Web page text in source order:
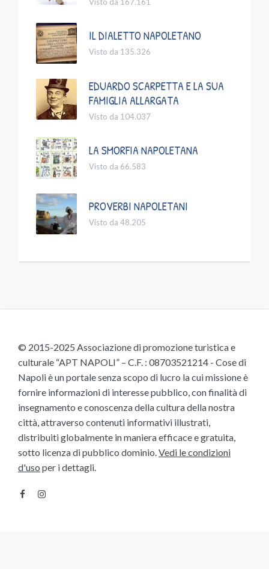
IL DIALETTO NAPOLETANO
Visto da 135.326
EDUARDO SCARPETTA E LA SUA
FAMIGLIA ALLARGATA
Visto da 104.037
LA SMORFIA NAPOLETANA
Visto da 66.583
PROVERBI NAPOLETANI
Visto da 48.205
© 2015-2025 Associazione di promozione turistica e
culturale “APT NAPOLI” – C.F. : 08703521214 - Cose di
Napoli è un portale senza scopo di lucro la cui missione è
fornire informazioni di interesse pubblico, con finalità di
insegnamento e conoscenza della cultura della nostra
città, attraverso contenuti informativi illustrati,
distribuiti globalmente in maniera efficace e gratuita,
sotto licenza di pubblico dominio. Vedi le condizioni
d'uso per i dettagli.